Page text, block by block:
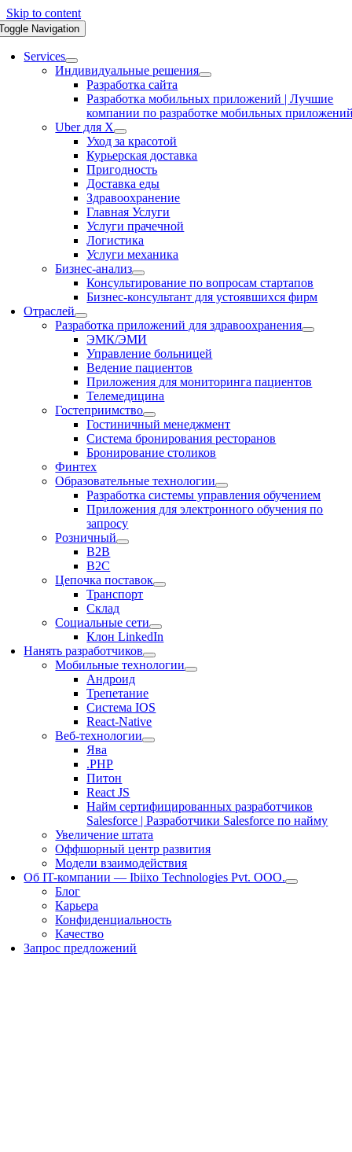
Skip to content
Navigation
Services
Индивидуальные решения
Разработка сайта
Разработка мобильных приложений | Лучшие
компании по разработке мобильных
Uber для X
Уход за красотой
Курьерская доставка
Пригодность
Доставка еды
Здравоохранение
Главная Услуги
Услуги прачечной
Логистика
Услуги механика
Бизнес-анализ
Консультирование по вопросам стартапов
Бизнес-консультант для устоявшихся фирм
Отраслей
Разработка приложений для здравоохранения
ЭМК/ЭМИ
Управление больницей
Ведение пациентов
Приложения для мониторинга пациентов
Телемедицина
Гостеприимство
Гостиничный менеджмент
Система бронирования ресторанов
Бронирование столиков
Финтех
Образовательные технологии
Разработка системы управления обучением
Приложения для электронного обучения по
запросу
Розничный
В2В
В2С
Цепочка поставок
Транспорт
Склад
Социальные сети
Клон LinkedIn
Нанять разработчиков
Мобильные технологии
Андроид
Трепетание
Система IOS
React-Native
Веб-технологии
Ява
.PHP
Питон
React JS
Найм сертифицированных разработчиков
Salesforce | Разработчики Salesforce по найму
Увеличение штата
Оффшорный центр развития
Модели взаимодействия
Об IT-компании — Ibiixo Technologies Pvt. ООО.
Блог
Карьера
Конфиденциальность
Качество
Запрос предложений